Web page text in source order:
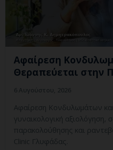
Αφαίρεση
Θεραπεύεται στην
Αφαίρεση Κονδυλωμάτων
γυναικολογική αξιολόγηση,
παρακολούθησης και
Clinic Γλυφάδας.